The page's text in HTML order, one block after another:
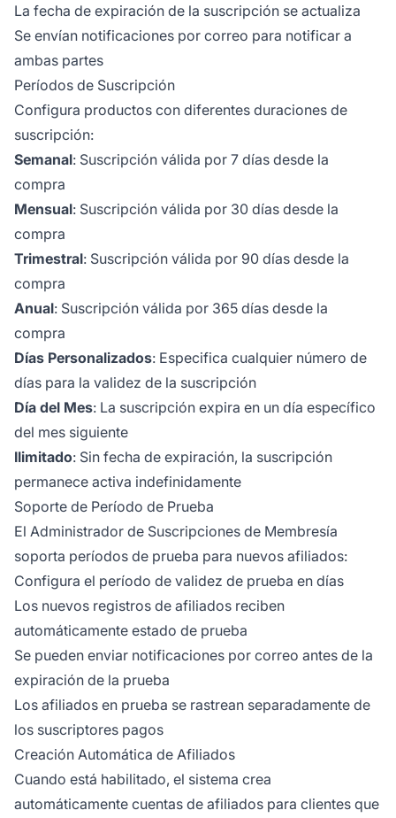
La fecha de expiración de la suscripción se actualiza
Se envían notificaciones por correo para notificar a
ambas partes
Períodos de Suscripción
Configura productos con diferentes duraciones de
suscripción:
Semanal: Suscripción válida por 7 días desde la
compra
Mensual: Suscripción válida por 30 días desde la
compra
Trimestral: Suscripción válida por 90 días desde la
compra
Anual: Suscripción válida por 365 días desde la
compra
Días Personalizados: Especifica cualquier número de
días para la validez de la suscripción
Día del Mes: La suscripción expira en un día específico
del mes siguiente
Ilimitado: Sin fecha de expiración, la suscripción
permanece activa indefinidamente
Soporte de Período de Prueba
El Administrador de Suscripciones de Membresía
soporta períodos de prueba para nuevos afiliados:
Configura el período de validez de prueba en días
Los nuevos registros de afiliados reciben
automáticamente estado de prueba
Se pueden enviar notificaciones por correo antes de la
expiración de la prueba
Los afiliados en prueba se rastrean separadamente de
los suscriptores pagos
Creación Automática de Afiliados
Cuando está habilitado, el sistema crea
automáticamente cuentas de afiliados para clientes que